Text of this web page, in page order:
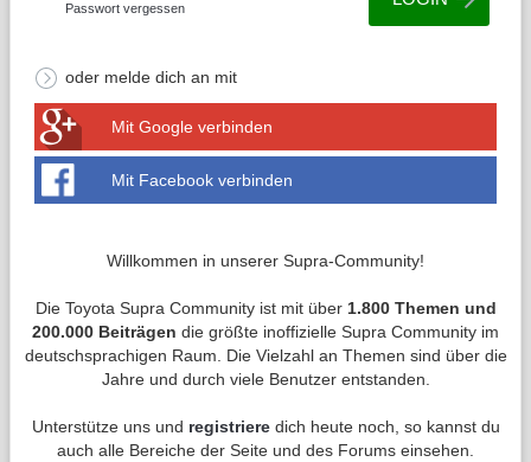
Passwort vergessen
oder melde dich an mit
Mit Google verbinden
Mit Facebook verbinden
Willkommen in unserer Supra-Community!
Die Toyota Supra Community ist mit über 1.800 Themen und
200.000 Beiträgen die größte inoffizielle Supra Community im
deutschsprachigen Raum. Die Vielzahl an Themen sind über die
Jahre und durch viele Benutzer entstanden.
Unterstütze uns und registrieredich heute noch, so kannst du
auch alle Bereiche der Seite und des Forums einsehen.